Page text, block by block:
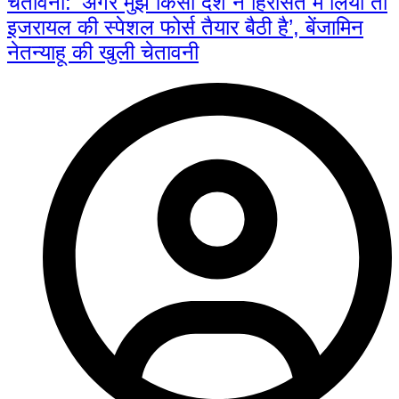
इजरायल की स्पेशल फोर्स तैयार बैठी है’, बेंजामिन
नेतन्याहू की खुली चेतावनी